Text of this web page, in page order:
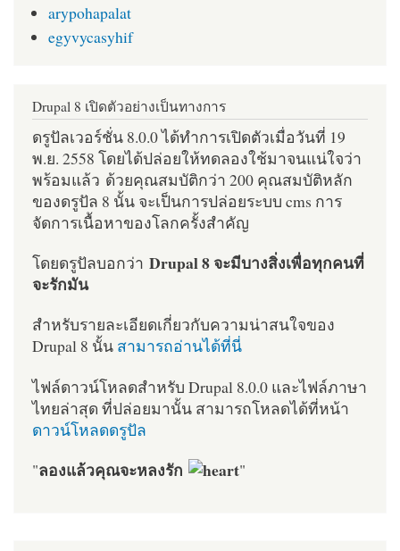
arypohapalat
egyvycasyhif
Drupal 8 เปิดตัวอย่างเป็นทางการ
ดรูปัลเวอร์ชั่น 8.0.0 ได้ทำการเปิดตัวเมื่อวันที่ 19
พ.ย. 2558 โดยได้ปล่อยให้ทดลองใช้มาจนแน่ใจว่า
พร้อมแล้ว ด้วยคุณสมบัติกว่า 200 คุณสมบัติหลัก
ของดรูปัล 8 นั้น จะเป็นการปล่อยระบบ cms การ
จัดการเนื้อหาของโลกครั้งสำคัญ
โดยดรูปัลบอกว่า Drupal 8 จะมีบางสิ่งเพื่อทุกคนที่
จะรักมัน
สำหรับรายละเอียดเกี่ยวกับความน่าสนใจของ
Drupal 8 นั้น สามารถอ่านได้ที่นี่
ไฟล์ดาวน์โหลดสำหรับ Drupal 8.0.0 และไฟล์ภาษา
ไทยล่าสุด ที่ปล่อยมานั้น สามารถโหลดได้ที่หน้า
ดาวน์โหลดดรูปัล
"ลองแล้วคุณจะหลงรัก "